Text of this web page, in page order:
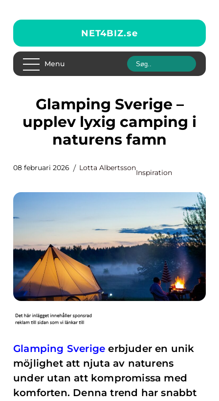
NET4BIZ.se
Menu
Glamping Sverige –
upplev lyxig camping i
naturens famn
08 februari 2026 Lotta Albertsson
Inspiration
Glamping Sverige erbjuder en unik
möjlighet att njuta av naturens
under utan att kompromissa med
komforten. Denna trend har snabbt